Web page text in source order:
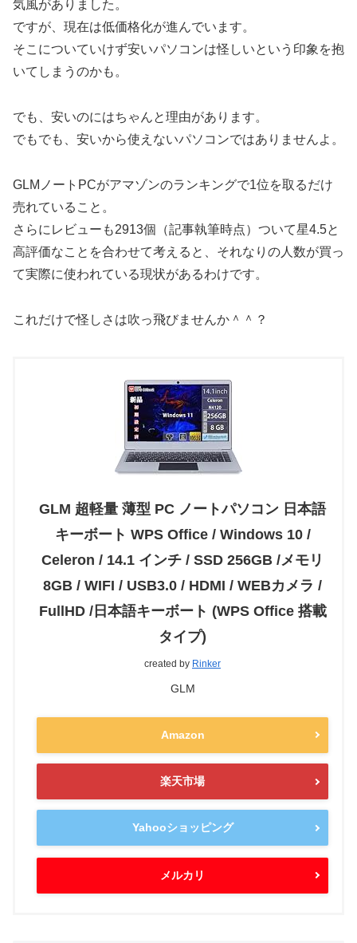
気風がありました。
ですが、現在は低価格化が進んでいます。
そこについていけず安いパソコンは怪しいという印象を抱
いてしまうのかも。
でも、安いのにはちゃんと理由があります。
でもでも、安いから使えないパソコンではありませんよ。
GLMノートPCがアマゾンのランキングで1位を取るだけ
売れていること。
さらにレビューも2913個（記事執筆時点）ついて星4.5と
高評価なことを合わせて考えると、それなりの人数が買っ
て実際に使われている現状があるわけです。
これだけで怪しさは吹っ飛びませんか＾＾？
GLM 超軽量 薄型 PC ノートパソコン 日本語
キーボート WPS Office / Windows 10 /
Celeron / 14.1 インチ / SSD 256GB /メモリ
8GB / WIFI / USB3.0 / HDMI / WEBカメラ /
FullHD /日本語キーボート (WPS Office 搭載
タイプ)
created by Rinker
GLM
Amazon
楽天市場
Yahooショッピング
メルカリ